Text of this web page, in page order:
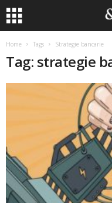
Home Tags Strategie bancarie
Tag: strategie